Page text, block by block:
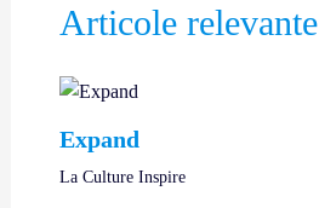
Articole relevante
Expand
La Culture Inspire